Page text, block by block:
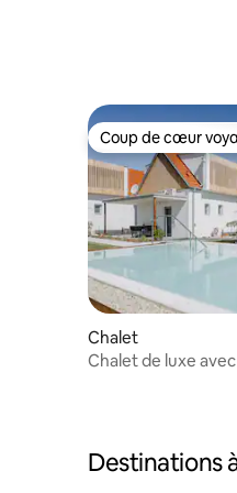
Coup de cœur
Coup de cœur
Chalet
Chalet de luxe
Destinations